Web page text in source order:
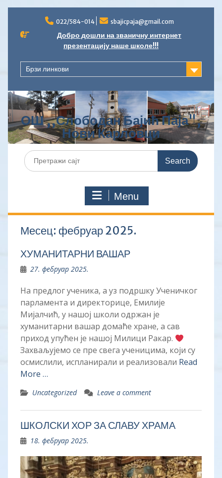
content
022/584-014 sbajicpaja@gmail.com
Добро дошли на званичну интернет
презентацију наше школе!!!
Брзи линкови
ОШ ,,Слободан Бајић Паја",
Нови Карловци
Search
for:
Menu
Месец: фебруар 2025.
ХУМАНИТАРНИ ВАШАР
27. фебруар 2025.
На предлог ученика, а уз подршку Ученичког
парламента и директорице, Емилије
Мијалчић, у нашој школи одржан је
хуманитарни вашар домаће хране, а сав
приход упућен је нашој Милици Ракар.
Захваљујемо се пре свега ученицима, који су
осмислили, испланирали и реализовали Read
More …
Uncategorized Leave a comment
ШКОЛСКИ ХОР ЗА СЛАВУ ХРАМА
18. фебруар 2025.